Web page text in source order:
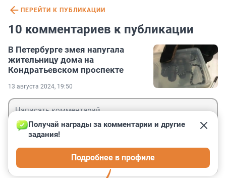
ПЕРЕЙТИ К ПУБЛИКАЦИИ
10 комментариев к публикации
В Петербурге змея напугала
жительницу дома на
Кондратьевском проспекте
13 августа 2024, 19:50
Получай награды за комментарии и другие
задания!
Подробнее в профиле